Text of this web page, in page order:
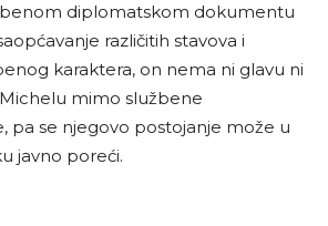
diplomatskom dokumentu
različitih stavova i
karaktera, on nema ni glavu ni
mimo službene
pa se njegovo postojanje može u
javno poreći.